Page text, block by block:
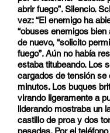
abrir fuego”. Silencio.
vez: “El enemigo ha
“obuses enemigos bien
de nuevo, “solicito
fuego”. Aún no había
estaba titubeando. Los
cargados de tensión se
minutos. Los buques
virando ligeramente a
liderando mostraba un
castillo de proa y dos
pesadas. Por el